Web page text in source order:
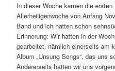
In dieser Woche kamen die
Allerheiligenwoche von Anfang
Band und ich hatten schon
Erinnerung: Wir hatten in der
gearbeitet, nämlich einerseits am
Album „Unsung Songs“, das uns
Andererseits hatten wir uns